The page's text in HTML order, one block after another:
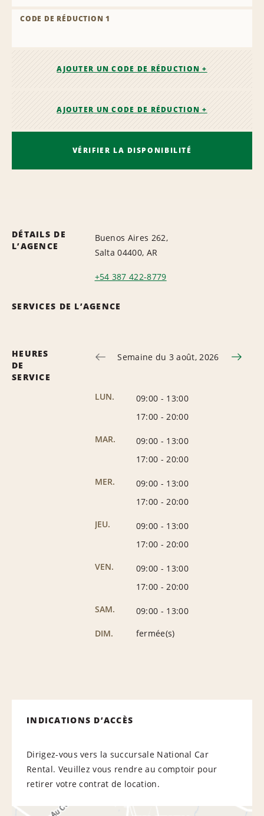
CODE DE RÉDUCTION 1
AJOUTER UN CODE DE RÉDUCTION +
AJOUTER UN CODE DE RÉDUCTION +
VÉRIFIER LA DISPONIBILITÉ
DÉTAILS DE
L’AGENCE
Buenos Aires 262,
Salta 04400, AR
+54 387 422-8779
SERVICES DE L’AGENCE
HEURES
DE
SERVICE
Semaine du 3 août, 2026
LUN. 09:00 - 13:00
17:00 - 20:00
MAR.
09:00 - 13:00
17:00 - 20:00
MER.
09:00 - 13:00
17:00 - 20:00
JEU.
09:00 - 13:00
17:00 - 20:00
VEN.
09:00 - 13:00
17:00 - 20:00
SAM.
09:00 - 13:00
DIM.
fermée(s)
INDICATIONS D’ACCÈS
Dirigez-vous vers la succursale National Car
Rental. Veuillez vous rendre au comptoir pour
retirer votre contrat de location.